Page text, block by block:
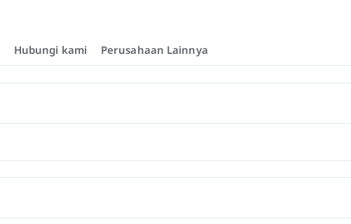
Hubungi kami Perusahaan Lainnya